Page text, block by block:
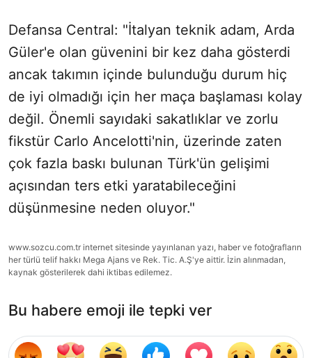
Defansa Central: "İtalyan teknik adam, Arda
Güler'e olan güvenini bir kez daha gösterdi
ancak takımın içinde bulunduğu durum hiç
de iyi olmadığı için her maça başlaması kolay
değil. Önemli sayıdaki sakatlıklar ve zorlu
fikstür Carlo Ancelotti'nin, üzerinde zaten
çok fazla baskı bulunan Türk'ün gelişimi
açısından ters etki yaratabileceğini
düşünmesine neden oluyor."
www.sozcu.com.tr internet sitesinde yayınlanan yazı, haber ve fotoğrafların
her türlü telif hakkı Mega Ajans ve Rek. Tic. A.Ş'ye aittir. İzin alınmadan,
kaynak gösterilerek dahi iktibas edilemez.
Bu habere emoji ile tepki ver